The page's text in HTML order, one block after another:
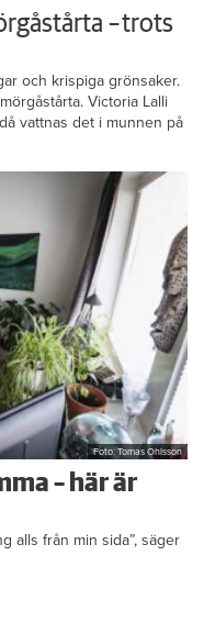
– trots
och krispiga grönsaker.
Victoria Lalli
vattnas det i munnen på
Foto: Tomas Ohlsson
– här är
alls från min sida”, säger